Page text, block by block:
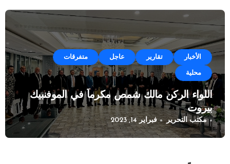
الأخبار تقارير عاجل متفرقات
محلية
اللواء الركن مالك شمص مكرماً في الموفنبيك
بيروت
مكتب التحرير فبراير 14, 2023